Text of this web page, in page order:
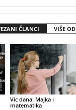
ČLANCI VIŠE
Vic dana: Majka i
matematika